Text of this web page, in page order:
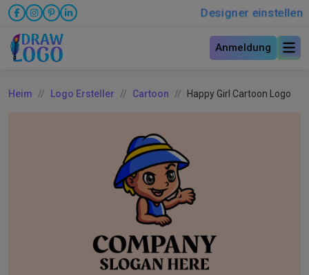
Designer einstellen
Anmeldung
Heim Logo Ersteller Cartoon Happy Girl Cartoon Logo